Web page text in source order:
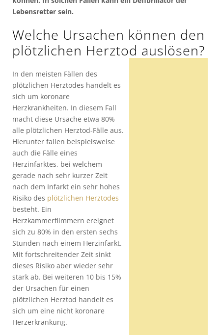
Lebensretter sein.
Welche Ursachen können den
plötzlichen Herztod auslösen?
In den meisten Fällen des
plötzlichen Herztodes handelt es
sich um koronare
Herzkrankheiten. In diesem Fall
macht diese Ursache etwa 80%
alle plötzlichen Herztod-Fälle aus.
Hierunter fallen beispielsweise
auch die Fälle eines
Herzinfarktes, bei welchem
gerade nach sehr kurzer Zeit
nach dem Infarkt ein sehr hohes
Risiko des plötzlichen Herztodes
besteht. Ein
Herzkammerflimmern ereignet
sich zu 80% in den ersten sechs
Stunden nach einem Herzinfarkt.
Mit fortschreitender Zeit sinkt
dieses Risiko aber wieder sehr
stark ab. Bei weiteren 10 bis 15%
der Ursachen für einen
plötzlichen Herztod handelt es
sich um eine nicht koronare
Herzerkrankung.